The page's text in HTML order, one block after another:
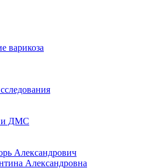
варикоза
и ДМС
Александрович
Александровна